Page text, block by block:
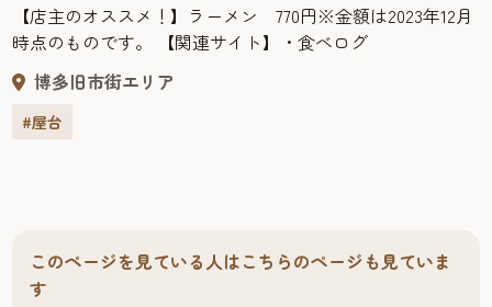
【店主のオススメ！】ラーメン 770円※金額は2023年12月
時点のものです。 【関連サイト】・食べログ
博多旧市街エリア
#屋台
このページを見ている人はこちらのページも見ていま
す